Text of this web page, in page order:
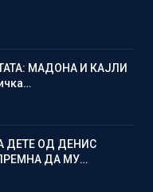
МАДОНА И КАЈЛИ
ДЕТЕ ОД ДЕНИС
ДА МУ…